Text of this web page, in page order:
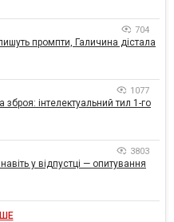
704
промпти, Галичина дістала
1077
зброя: інтелектуальний тил 1-го
3803
у відпустці — опитування